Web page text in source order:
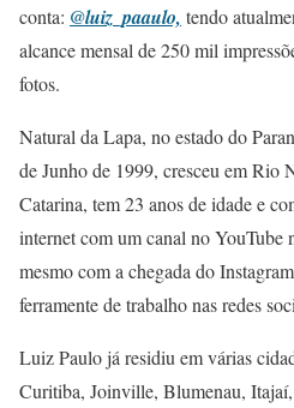
conta: @luiz_paaulo, tendo
alcance mensal de 250 mil
fotos.
Natural da Lapa, no estado do
de Junho de 1999, cresceu em Rio
Catarina, tem 23 anos de idade e
internet com um canal no YouTube
mesmo com a chegada do
ferramente de trabalho nas redes
Luiz Paulo já residiu em várias
Curitiba, Joinville, Blumenau,